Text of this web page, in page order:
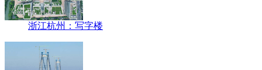
浙江杭州：写字楼